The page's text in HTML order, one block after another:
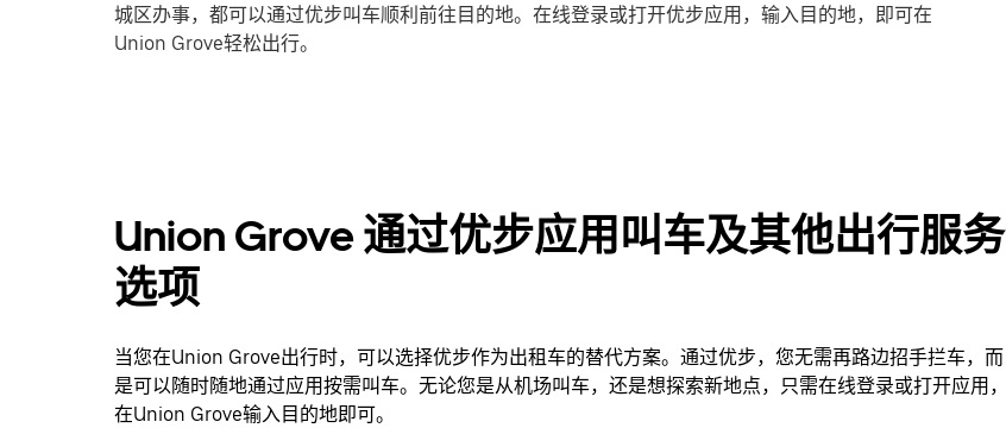
城区办事，都可以通过优步叫车顺利前往目的地。在线登录或打开优步应用，输入目的地，即可在
Union Grove轻松出行。
Union Grove 通过优步应用叫车及其他出行服务
选项
当您在Union Grove出行时，可以选择优步作为出租车的替代方案。通过优步，您无需再路边招手拦车，而
是可以随时随地通过应用按需叫车。无论您是从机场叫车，还是想探索新地点，只需在线登录或打开应用，
在Union Grove输入目的地即可。